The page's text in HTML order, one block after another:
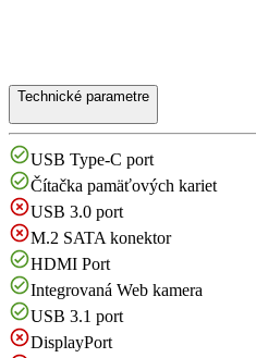
Technické parametre
USB Type-C port
Čítačka pamäťových kariet
USB 3.0 port
M.2 SATA konektor
HDMI Port
Integrovaná Web kamera
USB 3.1 port
DisplayPort